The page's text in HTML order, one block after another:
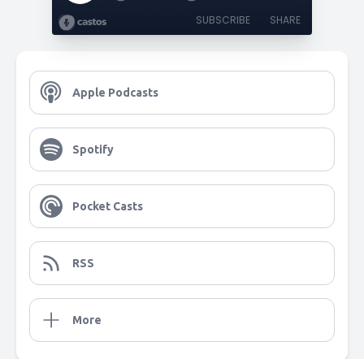
SUBSCRIBE SHARE
Apple Podcasts
Spotify
Pocket Casts
RSS
More